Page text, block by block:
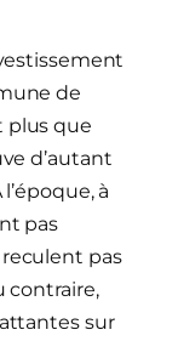
de
plus que
d’autant
à
pas
pas
contraire,
sur